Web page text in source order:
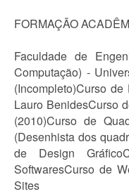
FORMAÇÃO
Faculdade de
Computação) -
(Incompleto)Curso
Lauro BenidesCurso
(2010)Curso de
(Desenhista dos
de Design
SoftwaresCurso de
Sites